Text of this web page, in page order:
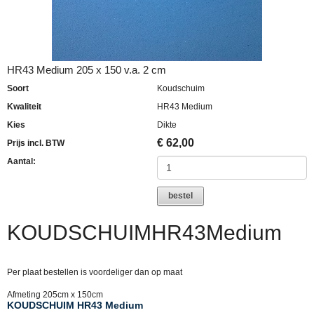
HR43 Medium 205 x 150 v.a. 2 cm
Soort
Koudschuim
Kwaliteit
HR43 Medium
Kies
Dikte
Prijs incl. BTW
€ 62,00
Aantal:
bestel
KOUDSCHUIMHR43Medium
Per plaat bestellen is voordeliger dan op maat
Afmeting 205cm x 150cm
KOUDSCHUIM HR43 Medium